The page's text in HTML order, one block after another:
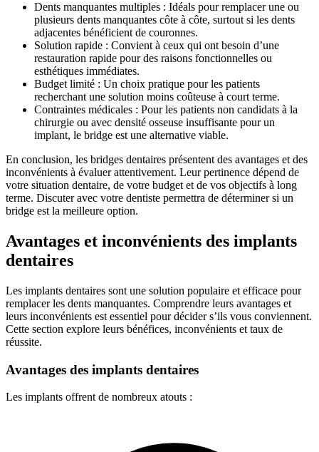
Dents manquantes multiples : Idéals pour remplacer une ou
plusieurs dents manquantes côte à côte, surtout si les dents
adjacentes bénéficient de couronnes.
Solution rapide : Convient à ceux qui ont besoin d’une
restauration rapide pour des raisons fonctionnelles ou
esthétiques immédiates.
Budget limité : Un choix pratique pour les patients
recherchant une solution moins coûteuse à court terme.
Contraintes médicales : Pour les patients non candidats à la
chirurgie ou avec densité osseuse insuffisante pour un
implant, le bridge est une alternative viable.
En conclusion, les bridges dentaires présentent des avantages et des
inconvénients à évaluer attentivement. Leur pertinence dépend de
votre situation dentaire, de votre budget et de vos objectifs à long
terme. Discuter avec votre dentiste permettra de déterminer si un
bridge est la meilleure option.
Avantages et inconvénients des implants
dentaires
Les implants dentaires sont une solution populaire et efficace pour
remplacer les dents manquantes. Comprendre leurs avantages et
leurs inconvénients est essentiel pour décider s’ils vous conviennent.
Cette section explore leurs bénéfices, inconvénients et taux de
réussite.
Avantages des implants dentaires
Les implants offrent de nombreux atouts :